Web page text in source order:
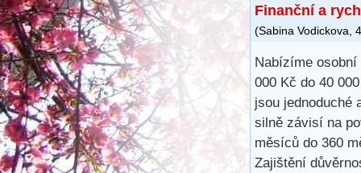
Finanční a
(Sabina Vodickova,
Nabízíme
000 Kč do 40
jsou jednoduché
silně závisí na
měsíců do 360
Zajištění